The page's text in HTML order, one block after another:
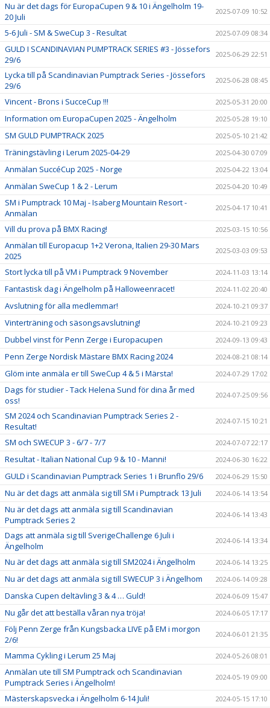
Nu är det dags för EuropaCupen 9 & 10 i Ängelholm 19-
20 Juli
2025-07-09 10:52
5-6 Juli - SM & SweCup 3 - Resultat 2025-07-09 08:34
GULD I SCANDINAVIAN PUMPTRACK SERIES #3 - Jössefors
29/6
2025-06-29 22:51
Lycka till på Scandinavian Pumptrack Series - Jössefors
29/6
2025-06-28 08:45
Vincent - Brons i SucceCup !!! 2025-05-31 20:00
Information om EuropaCupen 2025 - Ängelholm 2025-05-28 19:10
SM GULD PUMPTRACK 2025 2025-05-10 21:42
Träningstävling i Lerum 2025-04-29 2025-04-30 07:09
Anmälan SuccéCup 2025 - Norge 2025-04-22 13:04
Anmälan SweCup 1 & 2 - Lerum 2025-04-20 10:49
SM i Pumptrack 10 Maj - Isaberg Mountain Resort -
Anmälan
2025-04-17 10:41
Vill du prova på BMX Racing! 2025-03-15 10:56
Anmälan till Europacup 1+2 Verona, Italien 29-30 Mars
2025
2025-03-03 09:53
Stort lycka till på VM i Pumptrack 9 November 2024-11-03 13:14
Fantastisk dag i Ängelholm på Halloweenracet! 2024-11-02 20:40
Avslutning för alla medlemmar! 2024-10-21 09:37
Vinterträning och säsongsavslutning! 2024-10-21 09:23
Dubbel vinst för Penn Zerge i Europacupen 2024-09-13 09:43
Penn Zerge Nordisk Mästare BMX Racing 2024 2024-08-21 08:14
Glöm inte anmäla er till SweCup 4 & 5 i Märsta! 2024-07-29 17:02
Dags för studier - Tack Helena Sund för dina år med
oss!
2024-07-25 09:56
SM 2024 och Scandinavian Pumptrack Series 2 -
Resultat!
2024-07-15 10:21
SM och SWECUP 3 - 6/7 - 7/7 2024-07-07 22:17
Resultat - Italian National Cup 9 & 10 - Manni! 2024-06-30 16:22
GULD i Scandinavian Pumptrack Series 1 i Brunflo 29/6 2024-06-29 15:50
Nu är det dags att anmäla sig till SM i Pumptrack 13 Juli 2024-06-14 13:54
Nu är det dags att anmäla sig till Scandinavian
Pumptrack Series 2
2024-06-14 13:43
Dags att anmäla sig till SverigeChallenge 6 Juli i
Ängelholm
2024-06-14 13:34
Nu är det dags att anmäla sig till SM2024 i Ängelholm 2024-06-14 13:25
Nu är det dags att anmäla sig till SWECUP 3 i Ängelhom 2024-06-14 09:28
Danska Cupen deltävling 3 & 4 … Guld! 2024-06-09 15:47
Nu går det att beställa våran nya tröja! 2024-06-05 17:17
Följ Penn Zerge från Kungsbacka LIVE på EM i morgon
2/6!
2024-06-01 21:35
Mamma Cykling i Lerum 25 Maj 2024-05-26 08:01
Anmälan ute till SM Pumptrack och Scandinavian
Pumptrack Series i Ängelholm!
2024-05-19 09:00
Mästerskapsvecka i Ängelholm 6-14 Juli! 2024-05-15 17:10